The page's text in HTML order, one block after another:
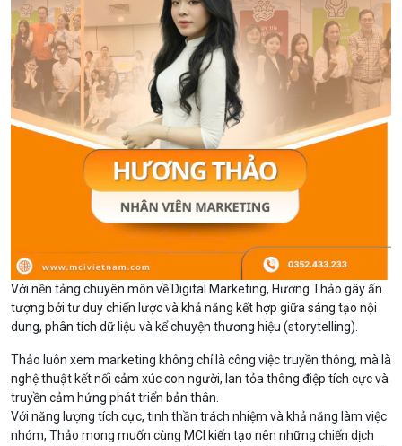
Với nền tảng chuyên môn về Digital Marketing, Hương Thảo gây ấn
tượng bởi tư duy chiến lược và khả năng kết hợp giữa sáng tạo nội
dung, phân tích dữ liệu và kể chuyện thương hiệu (storytelling).
Thảo luôn xem marketing không chỉ là công việc truyền thông, mà là
nghệ thuật kết nối cảm xúc con người, lan tỏa thông điệp tích cực và
truyền cảm hứng phát triển bản thân.
Với năng lượng tích cực, tinh thần trách nhiệm và khả năng làm việc
nhóm, Thảo mong muốn cùng MCI kiến tạo nên những chiến dịch